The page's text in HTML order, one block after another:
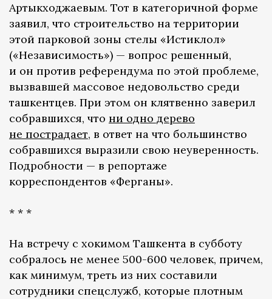
Артыкходжаевым. Тот в категоричной форме
заявил, что строительство на территории
этой парковой зоны стелы «Истиклол»
(«Независимость») — вопрос решенный,
и он против референдума по этой проблеме,
вызвавшей массовое недовольство среди
ташкентцев. При этом он клятвенно заверил
собравшихся, что ни одно дерево
не пострадает, в ответ на что большинство
собравшихся выразили свою неуверенность.
Подробности — в репортаже
корреспондентов «Ферганы».
* * *
На встречу с хокимом Ташкента в субботу
собралось не менее 500-600 человек, причем,
как минимум, треть из них составили
сотрудники спецслужб, которые плотным